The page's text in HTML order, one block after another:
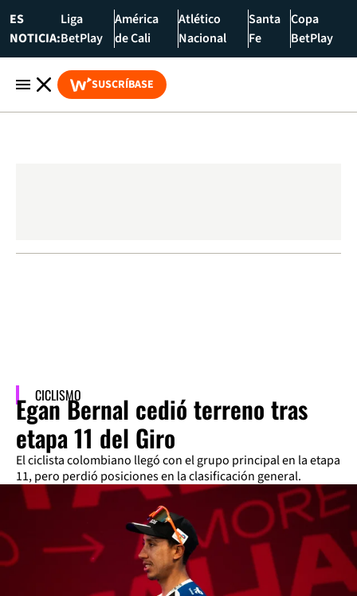
ES
NOTICIA:
Liga
BetPlay
América
de Cali
Atlético
Nacional
Santa
Fe
Copa
BetPlay
SUSCRÍBASE
CICLISMO
Egan Bernal cedió terreno tras
etapa 11 del Giro
El ciclista colombiano llegó con el grupo principal en la etapa
11, pero perdió posiciones en la clasificación general.